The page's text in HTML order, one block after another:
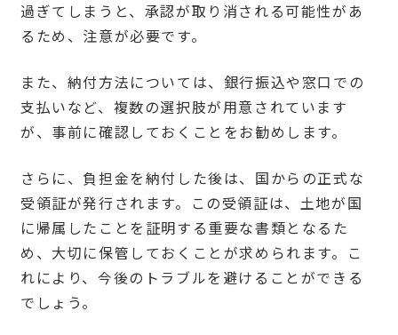
過ぎてしまうと、承認が取り消される可能性があ
るため、注意が必要です。
また、納付方法については、銀行振込や窓口での
支払いなど、複数の選択肢が用意されています
が、事前に確認しておくことをお勧めします。
さらに、負担金を納付した後は、国からの正式な
受領証が発行されます。この受領証は、土地が国
に帰属したことを証明する重要な書類となるた
め、大切に保管しておくことが求められます。こ
れにより、今後のトラブルを避けることができる
でしょう。